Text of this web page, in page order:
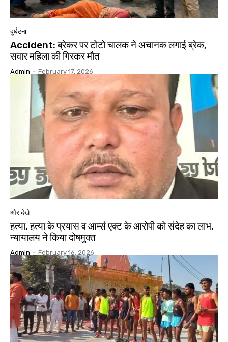
दुर्घटना
Accident: ब्रेकर पर टोटो चालक ने अचानक लगाई ब्रेक‚
सवार महिला की गिरकर मौत
Admin - February 17, 2026
और देखे
हत्या, हत्या के प्रयास व आर्म्स एक्ट के आरोपी को संदेह का लाभ,
न्यायालय ने किया दोषमुक्त
Admin - February 16, 2026